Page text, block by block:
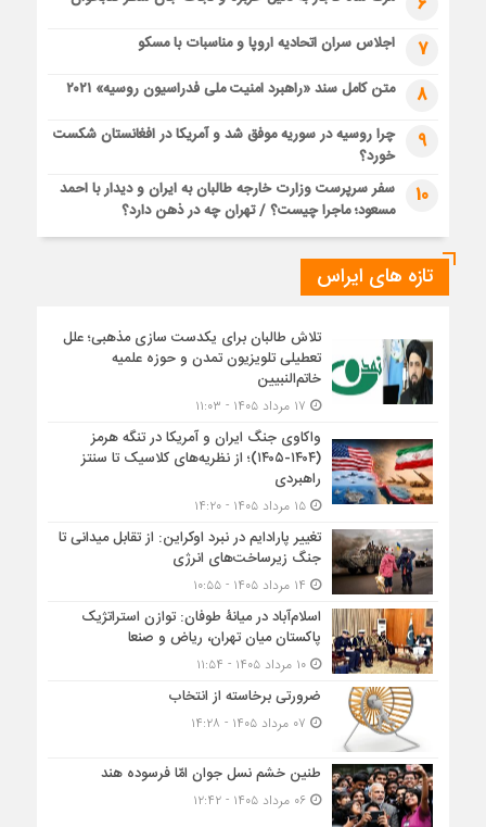
7 اجلاس سران اتحادیه اروپا و مناسبات با مسکو
8 متن کامل سند «راهبرد امنیت ملی فدراسیون روسیه» ۲۰۲۱
9
چرا روسیه در سوریه موفق شد و آمریکا در افغانستان شکست
خورد؟
10
سفر سرپرست وزارت خارجه طالبان به ایران و دیدار با احمد
مسعود؛ ماجرا چیست؟ / تهران چه در ذهن دارد؟
تازه های ایراس
تلاش طالبان برای یکدست سازی مذهبی؛ علل
تعطیلی تلویزیون تمدن و حوزه علمیه
خاتم‌النبیین
واکاوی جنگ ایران و آمریکا در تنگه هرمز
(۱۴۰۴-۱۴۰۵)؛ از نظریه‌های کلاسیک تا سنتز
راهبردی
۱۵ مرداد ۱۴۰۵ - ۱۴:۲۰
تغییر پارادایم در نبرد اوکراین: از تقابل میدانی تا
جنگ زیرساخت‌های انرژی
اسلام‌آباد در میانۀ طوفان: توازن استراتژیک
پاکستان میان تهران، ریاض و صنعا
۱۰ مرداد ۱۴۰۵ - ۱۱:۵۴
ضرورتی برخاسته از انتخاب
طنین خشم نسل جوان امّا فرسوده هند
۰۶ مرداد ۱۴۰۵ - ۱۲:۴۲